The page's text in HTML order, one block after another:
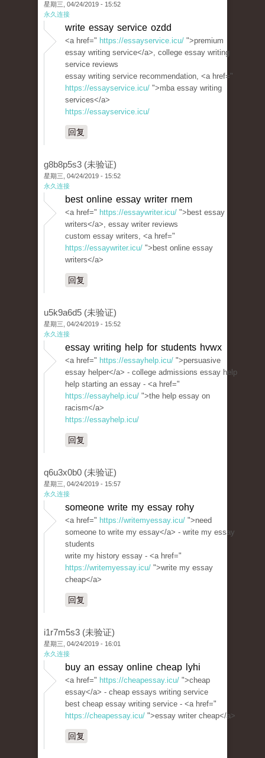
星期三, 04/24/2019 - 15:52
永久连接
write essay service ozdd
<a href=" https://essayservice.icu/ ">premium
essay writing service</a>, college essay writing
service reviews
essay writing service recommendation, <a href="
https://essayservice.icu/ ">mba essay writing
services</a>
https://essayservice.icu/
回复
g8b8p5s3 (未验证)
星期三, 04/24/2019 - 15:52
永久连接
best online essay writer rnem
<a href=" https://essaywriter.icu/ ">best essay
writers</a>, essay writer reviews
custom essay writers, <a href="
https://essaywriter.icu/ ">best online essay
writers</a>
回复
u5k9a6d5 (未验证)
星期三, 04/24/2019 - 15:52
永久连接
essay writing help for students hvwx
<a href=" https://essayhelp.icu/ ">persuasive
essay helper</a> - college admissions essay help
help starting an essay - <a href="
https://essayhelp.icu/ ">the help essay on
racism</a>
https://essayhelp.icu/
回复
q6u3x0b0 (未验证)
星期三, 04/24/2019 - 15:57
永久连接
someone write my essay rohy
<a href=" https://writemyessay.icu/ ">need
someone to write my essay</a> - write my essay
students
write my history essay - <a href="
https://writemyessay.icu/ ">write my essay
cheap</a>
回复
i1r7m5s3 (未验证)
星期三, 04/24/2019 - 16:01
永久连接
buy an essay online cheap lyhi
<a href=" https://cheapessay.icu/ ">cheap
essay</a> - cheap essays writing service
best cheap essay writing service - <a href="
https://cheapessay.icu/ ">essay writer cheap</a>
回复